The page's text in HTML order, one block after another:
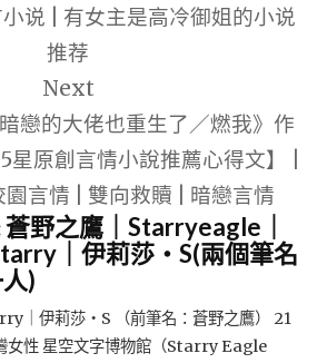
说 | 有女主是高冷御姐的小说
推荐
Next
戀的大佬也重生了／燃我》作
星原創言情小說推薦心得文】 |
言情 | 雙向救贖 | 暗戀言情
蒼野之鷹｜Starryeagle｜
｜伊莉莎・S(兩個筆名
)
｜伊莉莎・S （前筆名：蒼野之鷹） 21
女性 星空文字博物館（Starry Eagle